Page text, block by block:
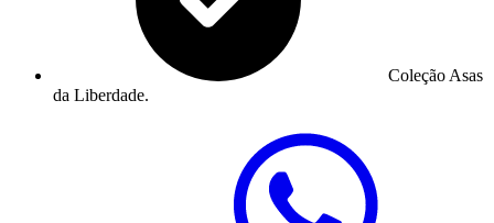
Coleção Asas
da Liberdade.